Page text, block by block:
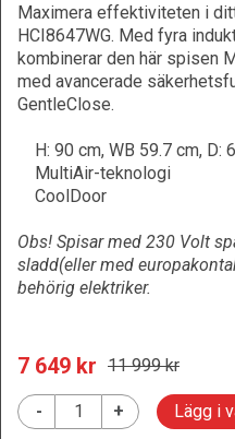
Maximera effektiviteten i
HCI8647WG. Med fyra
kombinerar den här spisen
med avancerade
GentleClose.
H: 90 cm, WB 59.7 cm, D:
MultiAir-teknologi
CoolDoor
Obs! Spisar med 230 Volt
sladd(eller med
behörig elektriker.
7 649 kr 11 999 kr
- + Lägg i